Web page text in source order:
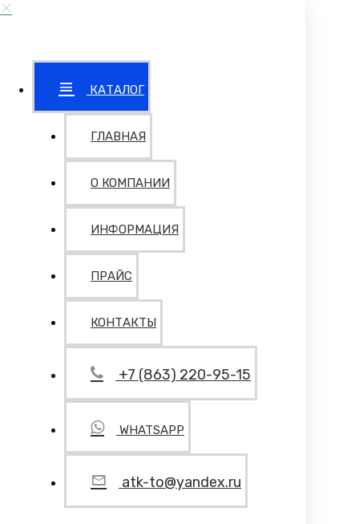
КАТАЛОГ
ГЛАВНАЯ
О КОМПАНИИ
ИНФОРМАЦИЯ
ПРАЙС
КОНТАКТЫ
+7 (863) 220-95-15
WHATSAPP
atk-to@yandex.ru